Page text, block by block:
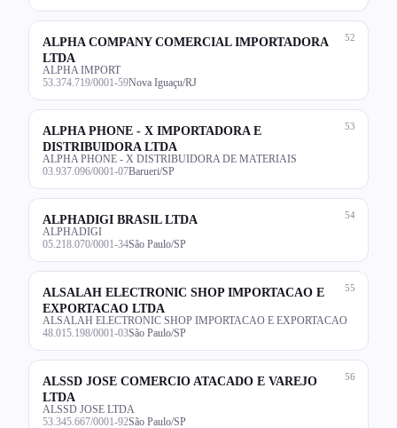
52
ALPHA COMPANY COMERCIAL IMPORTADORA
LTDA
ALPHA IMPORT
53.374.719/0001-59Nova Iguaçu/RJ
53
ALPHA PHONE - X IMPORTADORA E
DISTRIBUIDORA LTDA
ALPHA PHONE - X DISTRIBUIDORA DE MATERIAIS
03.937.096/0001-07Barueri/SP
54
ALPHADIGI BRASIL LTDA
ALPHADIGI
05.218.070/0001-34São Paulo/SP
55
ALSALAH ELECTRONIC SHOP IMPORTACAO E
EXPORTACAO LTDA
ALSALAH ELECTRONIC SHOP IMPORTACAO E EXPORTACAO
48.015.198/0001-03São Paulo/SP
56
ALSSD JOSE COMERCIO ATACADO E VAREJO
LTDA
ALSSD JOSE LTDA
53.345.667/0001-92São Paulo/SP